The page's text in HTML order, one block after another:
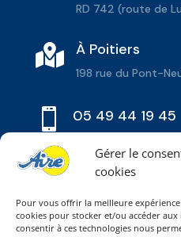
Gérer le
cookies
Pour vous offrir la meilleure
cookies pour stocker et/ou accéder
consentir à ces technologies nous
RD 742 (route de
 À Poitiers
198 rue du Pont-
 05 49 44 19 45